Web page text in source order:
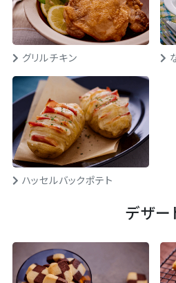
グリルチキン
ハッセルバックポテト
デザー